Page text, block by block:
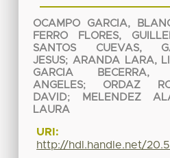
OCAMPO GARCIA,
FERRO FLORES,
SANTOS CUEVAS,
JESUS; ARANDA LARA,
GARCIA BECERRA,
ANGELES; ORDAZ
DAVID;
MELENDEZ
LAURA
URI:
http://hdl.handle.net/